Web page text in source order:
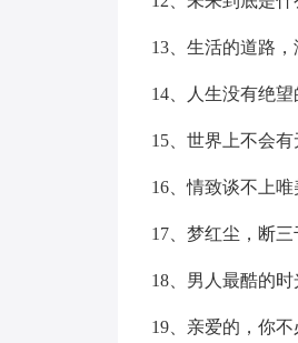
13、生活的道路
14、人生没有绝
15、世界上不会
16、情致谈不上
17、梦红尘，断
18、男人最酷的
19、亲爱的，你